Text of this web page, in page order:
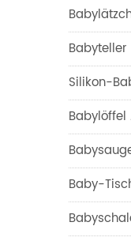
Babyteller
Silikon-
Babylöffel
Baby-